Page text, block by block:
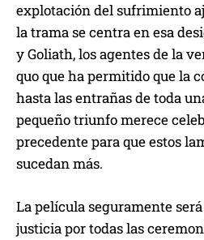
explotación del sufrimiento
la trama se centra en esa
y Goliath, los agentes de la
quo que ha permitido que la
hasta las entrañas de toda
pequeño triunfo merece
precedente para que estos
sucedan más.
La película seguramente
justicia por todas las